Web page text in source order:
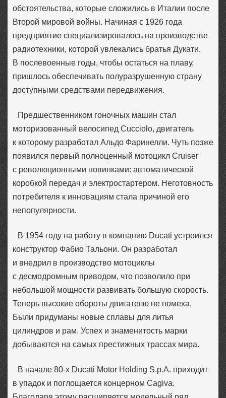
обстоятельства, которые сложились в Италии после
Второй мировой войны. Начиная с 1926 года
предприятие специализировалось на производстве
радиотехники, которой увлекались братья Дукати.
В послевоенные годы, чтобы остаться на плаву,
пришлось обеспечивать полуразрушенную страну
доступными средствами передвижения.
Предшественником гоночных машин стал
моторизованный велосипед Cucciolo, двигатель
к которому разработал Альдо Фаринелли. Чуть позже
появился первый полноценный мотоцикл Cruiser
с революционными новинками: автоматической
коробкой передач и электростартером. Неготовность
потребителя к инновациям стала причиной его
непопулярности.
В 1954 году на работу в компанию Ducati устроился
конструктор Фабио Тальони. Он разработал
и внедрил в производство мотоциклы
с десмодромным приводом, что позволило при
небольшой мощности развивать большую скорость.
Теперь высокие обороты двигателю не помеха.
Были придуманы новые сплавы для литья
цилиндров и рам. Успех и знаменитость марки
добываются на самых престижных трассах мира.
В начале 80-х Ducati Motor Holding S.p.A. приходит
в упадок и поглощается концерном Cagiva.